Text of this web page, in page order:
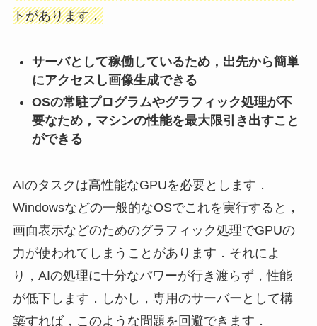
トがあります．
サーバとして稼働しているため，出先から簡単
にアクセスし画像生成できる
OSの常駐プログラムやグラフィック処理が不
要なため，マシンの性能を最大限引き出すこと
ができる
AIのタスクは高性能なGPUを必要とします．
Windowsなどの一般的なOSでこれを実行すると，
画面表示などのためのグラフィック処理でGPUの
力が使われてしまうことがあります．それによ
り，AIの処理に十分なパワーが行き渡らず，性能
が低下します．しかし，専用のサーバーとして構
築すれば，このような問題を回避できます．